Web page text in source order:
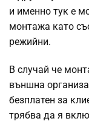
и именно тук е
монтажа като
режийни.
В случай че
външна
безплатен за
трябва да я